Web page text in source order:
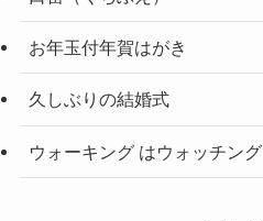
お年玉付年賀はがき
久しぶりの結婚式
ウォーキング はウォッチング